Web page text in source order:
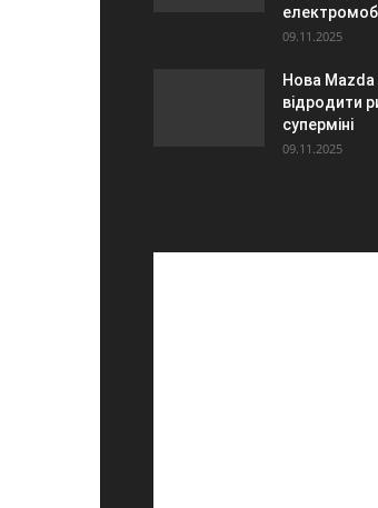
09.11.2025
Нова
відродити
суперміні
09.11.2025